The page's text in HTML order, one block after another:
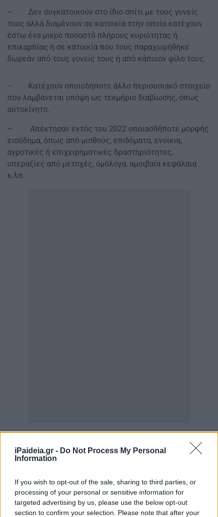
iPaideia.gr - Do Not Process My Personal
Information
If you wish to opt-out of the sale, sharing to third parties, or
processing of your personal or sensitive information for
targeted advertising by us, please use the below opt-out
section to confirm your selection. Please note that after your
– Δεν συγκατοικούν στο ίδιο σπίτι με τους γονείς
τους αλλά διαμένουν σε κατοικία στην οποία κατέχουν
έστω ένα μικρό ποσοστό πλήρους κυριότητας ή
επικαρπίας ή σε κατοικία που τους παραχωρήθηκε
δωρεάν από τους γονείς τους ή από κάποιον φίλο τους.
– Κατέχουν οποιοδήποτε άλλο περιουσιακό στοιχείο
που λαμβάνεται υπόψη ως τεκμήριο διαβίωσης, όπως
αυτοκίνητο.
– Απέκτησαν εντός του 2022 οποιασδήποτε μορφής
εισόδημα, όπως από μισθούς, επιδόματα, ενοίκια,
αγροτικές ή επιχειρηματικές δραστηριότητες,
υπεραξίες από μετοχές, ομόλογα, αμοιβαία κεφάλαια
κ.λπ.
– Ίδρυσαν εντός του 2022 επιχείρηση στο όνομά
τους